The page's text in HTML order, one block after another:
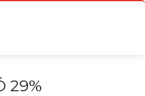
29%